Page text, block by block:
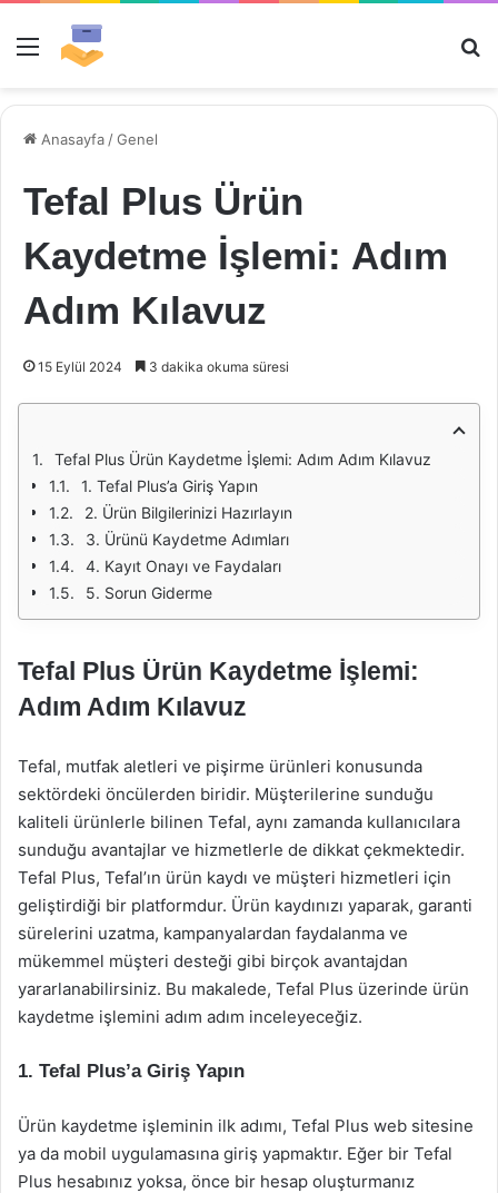
Menü
Anasayfa /Genel
Tefal Plus Ürün
Kaydetme İşlemi: Adım
Adım Kılavuz
15 Eylül 2024 3 dakika okuma süresi
Tefal Plus Ürün Kaydetme İşlemi: Adım Adım Kılavuz
1. Tefal Plus’a Giriş Yapın
2. Ürün Bilgilerinizi Hazırlayın
3. Ürünü Kaydetme Adımları
4. Kayıt Onayı ve Faydaları
5. Sorun Giderme
Tefal Plus Ürün Kaydetme İşlemi:
Adım Adım Kılavuz
Tefal, mutfak aletleri ve pişirme ürünleri konusunda
sektördeki öncülerden biridir. Müşterilerine sunduğu
kaliteli ürünlerle bilinen Tefal, aynı zamanda kullanıcılara
sunduğu avantajlar ve hizmetlerle de dikkat çekmektedir.
Tefal Plus, Tefal’ın ürün kaydı ve müşteri hizmetleri için
geliştirdiği bir platformdur. Ürün kaydınızı yaparak, garanti
sürelerini uzatma, kampanyalardan faydalanma ve
mükemmel müşteri desteği gibi birçok avantajdan
yararlanabilirsiniz. Bu makalede, Tefal Plus üzerinde ürün
kaydetme işlemini adım adım inceleyeceğiz.
1. Tefal Plus’a Giriş Yapın
Ürün kaydetme işleminin ilk adımı, Tefal Plus web sitesine
ya da mobil uygulamasına giriş yapmaktır. Eğer bir Tefal
Plus hesabınız yoksa, önce bir hesap oluşturmanız